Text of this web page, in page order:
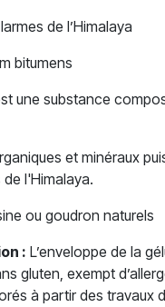
de l’Himalaya
bitumens
une substance
et minéraux
l'Himalaya.
ou goudron naturels
: L’enveloppe de la
gluten, exempt
à partir des travaux